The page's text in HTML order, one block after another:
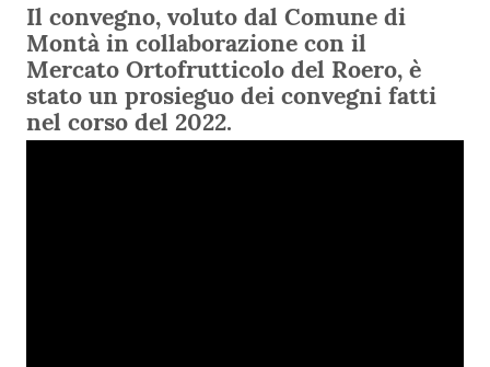
Il convegno, voluto dal Comune di
Montà in collaborazione con il
Mercato Ortofrutticolo del Roero, è
stato un prosieguo dei convegni fatti
nel corso del 2022.